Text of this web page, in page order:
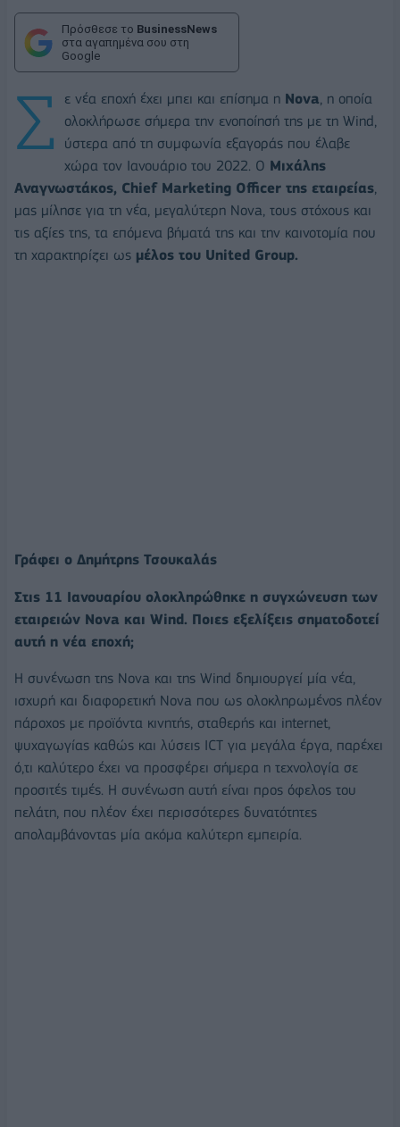
Πρόσθεσε το BusinessNews
στα αγαπημένα σου στη
Google
Σ ε νέα εποχή έχει μπει και επίσημα η Nova, η οποία
ολοκλήρωσε σήμερα την ενοποίησή της με τη Wind,
ύστερα από τη συμφωνία εξαγοράς που έλαβε
χώρα τον Ιανουάριο του 2022. Ο Μιχάλης
Αναγνωστάκος, Chief Marketing Officer της εταιρείας,
μας μίλησε για τη νέα, μεγαλύτερη Nova, τους στόχους και
τις αξίες της, τα επόμενα βήματά της και την καινοτομία που
τη χαρακτηρίζει ως μέλος του United Group.
Γράφει ο Δημήτρης Τσουκαλάς
Στις 11 Ιανουαρίου ολοκληρώθηκε η συγχώνευση των
εταιρειών Nova και Wind. Ποιες εξελίξεις σηματοδοτεί
αυτή η νέα εποχή;
Η συνένωση της Nova και της Wind δημιουργεί μία νέα,
ισχυρή και διαφορετική Nova που ως ολοκληρωμένος πλέον
πάροχος με προϊόντα κινητής, σταθερής και internet,
ψυχαγωγίας καθώς και λύσεις ICT για μεγάλα έργα, παρέχει
ό,τι καλύτερο έχει να προσφέρει σήμερα η τεχνολογία σε
προσιτές τιμές. Η συνένωση αυτή είναι προς όφελος του
πελάτη, που πλέον έχει περισσότερες δυνατότητες
απολαμβάνοντας μία ακόμα καλύτερη εμπειρία.